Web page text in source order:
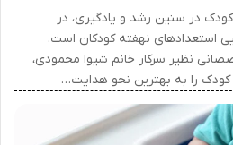
در سنین رشد و یادگیری، در
استعدادهای نهفته کودکان است.
نظیر سرکار خانم شیوا محمودی،
را به بهترین نحو هدایت…